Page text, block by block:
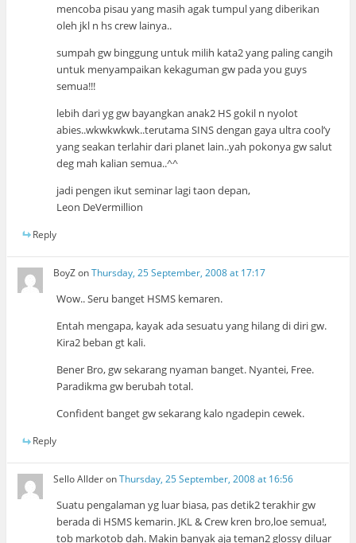
mencoba pisau yang masih agak tumpul yang diberikan
oleh jkl n hs crew lainya..
sumpah gw binggung untuk milih kata2 yang paling cangih
untuk menyampaikan kekaguman gw pada you guys
semua!!!
lebih dari yg gw bayangkan anak2 HS gokil n nyolot
abies..wkwkwkwk..terutama SINS dengan gaya ultra cool’y
yang seakan terlahir dari planet lain..yah pokonya gw salut
deg mah kalian semua..^^
jadi pengen ikut seminar lagi taon depan,
Leon DeVermillion
Reply
BoyZonThursday, 25 September, 2008 at 17:17
Wow.. Seru banget HSMS kemaren.
Entah mengapa, kayak ada sesuatu yang hilang di diri gw.
Kira2 beban gt kali.
Bener Bro, gw sekarang nyaman banget. Nyantei, Free.
Paradikma gw berubah total.
Confident banget gw sekarang kalo ngadepin cewek.
Reply
Sello AllderonThursday, 25 September, 2008 at 16:56
Suatu pengalaman yg luar biasa, pas detik2 terakhir gw
berada di HSMS kemarin. JKL & Crew kren bro,loe semua!,
tob markotob dah. Makin banyak aja teman2 glossy diluar